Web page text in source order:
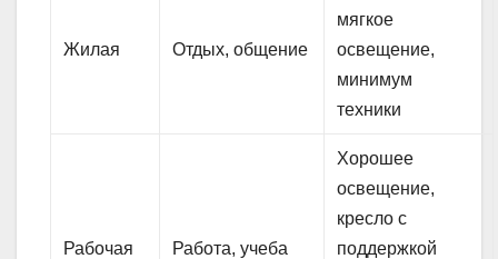
Жилая Отдых, общение
мягкое
освещение,
минимум
техники
Рабочая Работа, учеба
Хорошее
освещение,
кресло с
поддержкой